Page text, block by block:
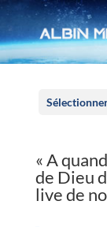
« A
de Dieu
live de
Panneau de